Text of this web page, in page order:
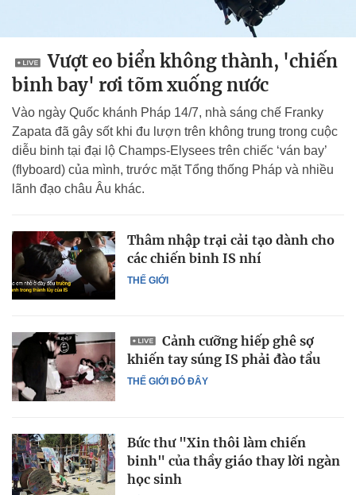
Vượt eo biển không thành, 'chiến
binh bay' rơi tõm xuống nước
Vào ngày Quốc khánh Pháp 14/7, nhà sáng chế Franky
Zapata đã gây sốt khi đu lượn trên không trung trong cuộc
diễu binh tại đại lộ Champs-Elysees trên chiếc ‘ván bay’
(flyboard) của mình, trước mặt Tổng thống Pháp và nhiều
lãnh đạo châu Âu khác.
THẾ GIỚI
Thâm nhập trại cải tạo dành cho
các chiến binh IS nhí
THẾ GIỚI ĐÓ ĐÂY
Cảnh cưỡng hiếp ghê sợ
khiến tay súng IS phải đào tẩu
Bức thư "Xin thôi làm chiến
binh" của thầy giáo thay lời ngàn
học sinh